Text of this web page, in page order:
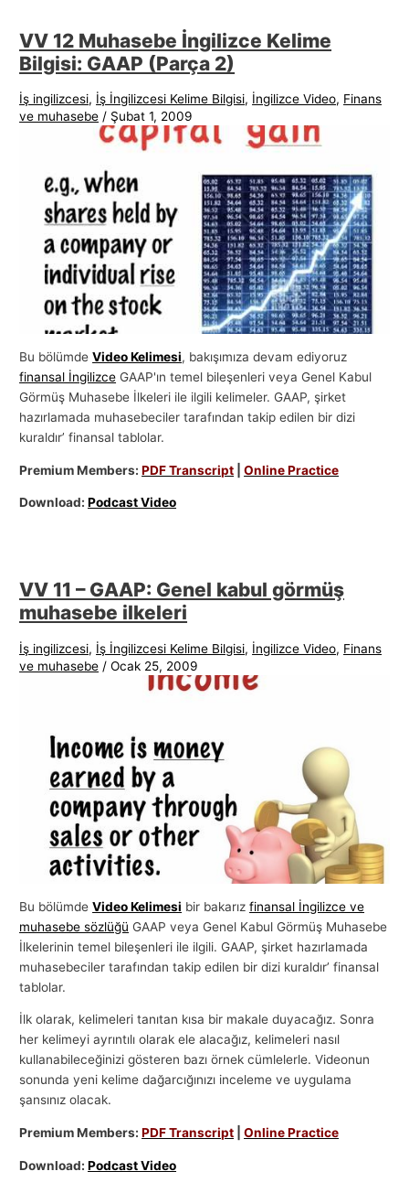
VV 12 Muhasebe İngilizce Kelime
Bilgisi: GAAP (Parça 2)
İş ingilizcesi, İş İngilizcesi Kelime Bilgisi, İngilizce Video, Finans
ve muhasebe / Şubat 1, 2009
Bu bölümdeVideo Kelimesi, bakışımıza devam ediyoruz
finansal İngilizce GAAP'ın temel bileşenleri veya Genel Kabul
Görmüş Muhasebe İlkeleri ile ilgili kelimeler. GAAP, şirket
hazırlamada muhasebeciler tarafından takip edilen bir dizi
kuraldır’ finansal tablolar.
Premium Members:PDF Transcript |Online Practice
Download:Podcast Video
VV 11 – GAAP: Genel kabul görmüş
muhasebe ilkeleri
İş ingilizcesi, İş İngilizcesi Kelime Bilgisi, İngilizce Video, Finans
ve muhasebe /Ocak 25, 2009
Bu bölümdeVideo Kelimesi bir bakarızfinansal İngilizce ve
muhasebe sözlüğü GAAP veya Genel Kabul Görmüş Muhasebe
İlkelerinin temel bileşenleri ile ilgili. GAAP, şirket hazırlamada
muhasebeciler tarafından takip edilen bir dizi kuraldır’ finansal
tablolar.
İlk olarak, kelimeleri tanıtan kısa bir makale duyacağız. Sonra
her kelimeyi ayrıntılı olarak ele alacağız, kelimeleri nasıl
kullanabileceğinizi gösteren bazı örnek cümlelerle. Videonun
sonunda yeni kelime dağarcığınızı inceleme ve uygulama
şansınız olacak.
Premium Members:PDF Transcript |Online Practice
Download:Podcast Video